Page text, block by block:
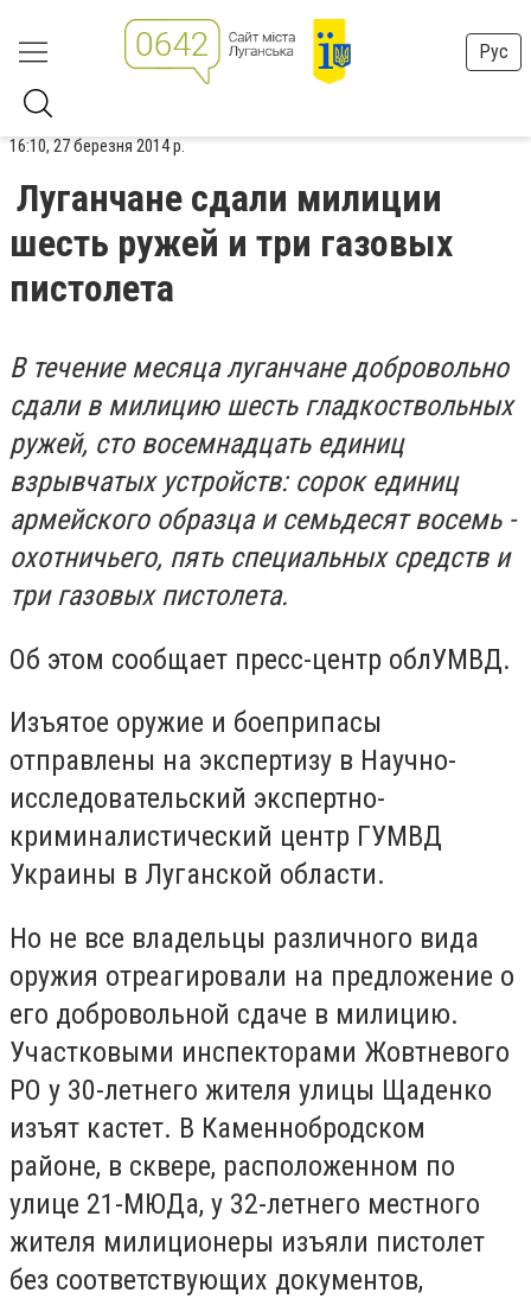
Рус
16:10, 27 березня 2014 р.
Луганчане сдали милиции
шесть ружей и три газовых
пистолета
В течение месяца луганчане добровольно
сдали в милицию шесть гладкоствольных
ружей, сто восемнадцать единиц
взрывчатых устройств: сорок единиц
армейского образца и семьдесят восемь -
охотничьего, пять специальных средств и
три газовых пистолета.
Об этом сообщает пресс-центр облУМВД.
Изъятое оружие и боеприпасы
отправлены на экспертизу в Научно-
исследовательский экспертно-
криминалистический центр ГУМВД
Украины в Луганской области.
Но не все владельцы различного вида
оружия отреагировали на предложение о
его добровольной сдаче в милицию.
Участковыми инспекторами Жовтневого
РО у 30-летнего жителя улицы Щаденко
изъят кастет. В Каменнобродском
районе, в сквере, расположенном по
улице 21-МЮДа, у 32-летнего местного
жителя милиционеры изъяли пистолет
без соответствующих документов,